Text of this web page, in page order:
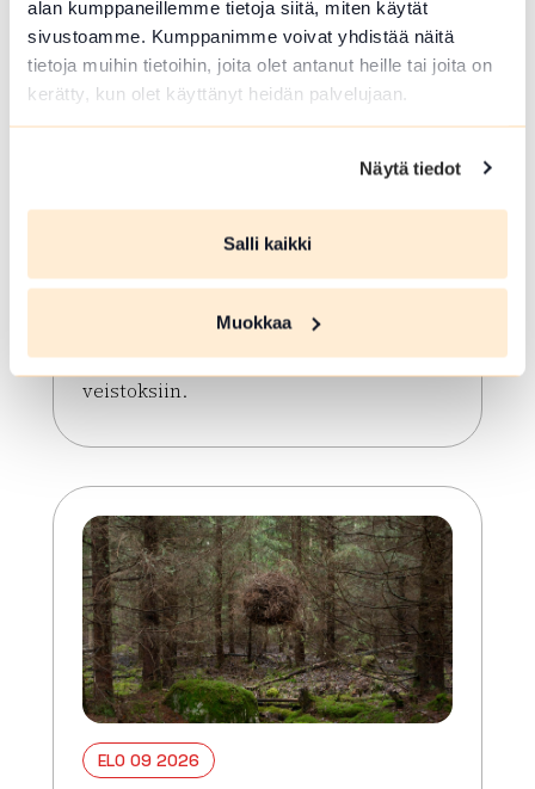
alan kumppaneillemme tietoja siitä, miten käytät
sivustoamme. Kumppanimme voivat yhdistää näitä
tietoja muihin tietoihin, joita olet antanut heille tai joita on
kerätty, kun olet käyttänyt heidän palvelujaan.
Näytä tiedot
Salli kaikki
Muokkaa
Veistoskierros
Hämeenlinna
Opastettu tutustumiskierros
Hämeenlinnan keskustan alueen
veistoksiin.
ELO 09 2026